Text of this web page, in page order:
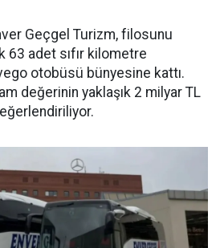
Geçgel Turizm, filosunu
63 adet sıfır kilometre
otobüsü bünyesine kattı.
değerinin yaklaşık 2 milyar TL